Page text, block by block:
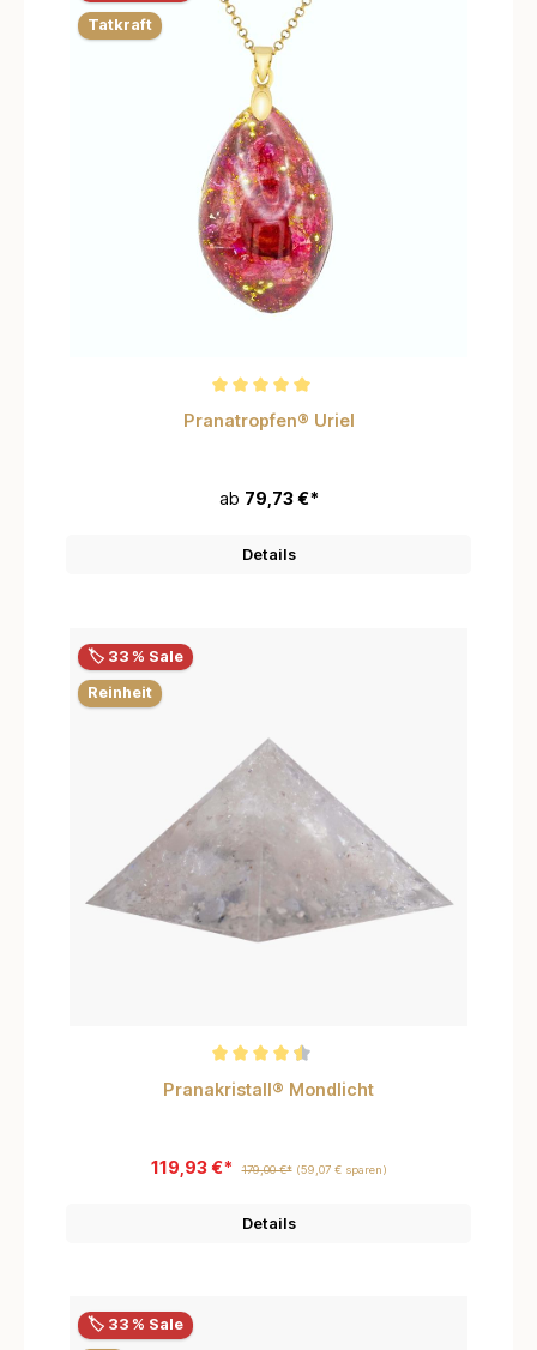
Tatkraft
Durchschnittliche Bewertung von 5 von 5 Sternen
Pranatropfen® Uriel
ab 79,73 €*
Details
🏷️ 33 % Sale
Reinheit
Durchschnittliche Bewertung von 4.5 von 5 Sternen
Pranakristall® Mondlicht
119,93 €* 179,00 €* (59,07 € sparen)
Details
🏷️ 33 % Sale